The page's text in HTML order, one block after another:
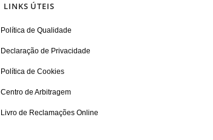
LINKS ÚTEIS
Política de Qualidade
Declaração de Privacidade
Política de Cookies
Centro de Arbitragem
Livro de Reclamações Online